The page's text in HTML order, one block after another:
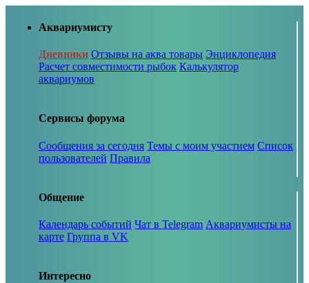
Аквариумисту
Дневники Отзывы на аква товары Энциклопедия
Расчет совместимости рыбок Калькулятор
аквариумов
Сервисы форума
Сообщения за сегодня Темы с моим участием Список
пользователей Правила
Общение
Календарь событий Чат в Telegram Аквариумисты на
карте Группа в VK
Интересно